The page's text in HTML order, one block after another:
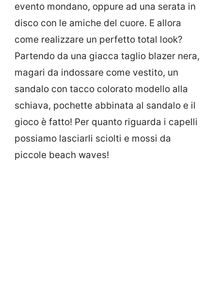
evento mondano, oppure ad una serata in
disco con le amiche del cuore. E allora
come realizzare un perfetto total look?
Partendo da una giacca taglio blazer nera,
magari da indossare come vestito, un
sandalo con tacco colorato modello alla
schiava, pochette abbinata al sandalo e il
gioco è fatto! Per quanto riguarda i capelli
possiamo lasciarli sciolti e mossi da
piccole beach waves!